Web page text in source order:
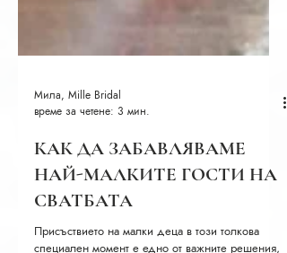
Мила, Mille Bridal
време за четене: 3 мин.
КАК ДА ЗАБАВЛЯВАМЕ
НАЙ-МАЛКИТЕ ГОСТИ НА